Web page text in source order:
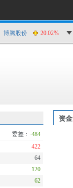
博腾股份 20.02%
资金
委差：-484
422
64
120
62